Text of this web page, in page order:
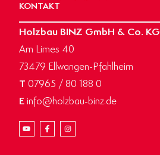
KONTAKT
Holzbau BINZ GmbH & Co. KG
Am Limes 40
73479 Ellwangen-Pfahlheim
T 07965 / 80 188 0
Einfo@holzbau-binz.de